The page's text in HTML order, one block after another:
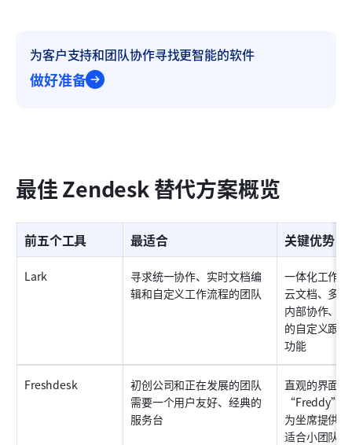
为客户支持和团队协作寻找更智能的软件
做好准备
最佳 Zendesk 替代方案概览
前五个工具 最适合 关键优势
Lark
寻求统一协作、实时文档编
辑和自定义工作流程的团队
一体化工作
云文档、多
内部协作、
的自定义跟
功能
Freshdesk
初创公司和正在发展的团队
需要一个用户友好、经典的
服务台
直观的界面
“Freddy”
为坐席提供
适合小团队